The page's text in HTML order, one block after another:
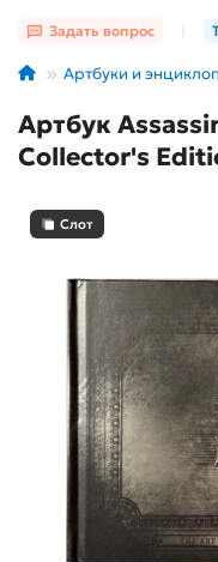
Задать вопрос
Артбуки и
Артбук
Collector's
Слот